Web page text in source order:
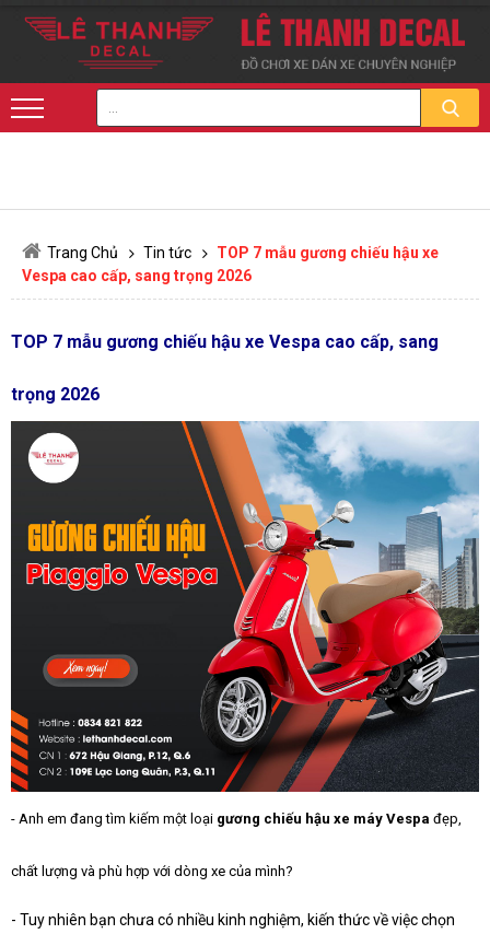
Trang Chủ Tin tức
TOP 7 mẫu gương chiếu hậu xe
Vespa cao cấp, sang trọng 2026
TOP 7 mẫu gương chiếu hậu xe Vespa cao cấp, sang
trọng 2026
- Anh em đang tìm kiếm một loại gương chiếu hậu xe máy Vespa đẹp,
chất lượng và phù hợp với dòng xe của mình?
- Tuy nhiên bạn chưa có nhiều kinh nghiệm, kiến thức về việc chọn